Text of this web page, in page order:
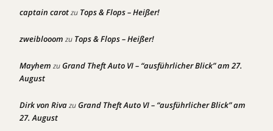
captain carotzu Tops & Flops – Heißer!
zweiblooom zu Tops & Flops – Heißer!
Mayhem zuGrand Theft Auto VI – “ausführlicher Blick” am 27.
August
Dirk von RivazuGrand Theft Auto VI – “ausführlicher Blick” am
27. August